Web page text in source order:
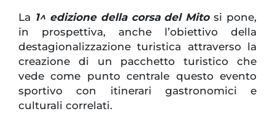
La 1^ edizione della corsa del Mitosi pone,
in prospettiva, anche l’obiettivo della
destagionalizzazione turistica attraverso la
creazione di un pacchetto turistico che
vede come punto centrale questo evento
sportivo con itinerari gastronomici e
culturali correlati.